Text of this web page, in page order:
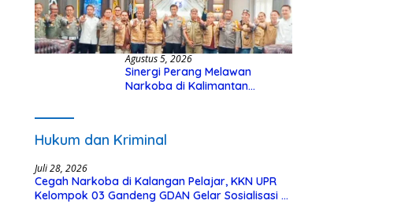
Agustus 5, 2026
Sinergi Perang Melawan
Narkoba di Kalimantan
Hukum dan Kriminal
Juli 28, 2026
Cegah Narkoba di Kalangan Pelajar, KKN UPR
Kelompok 03 Gandeng GDAN Gelar Sosialisasi di